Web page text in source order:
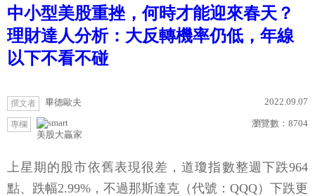
中小型美股重挫，何時才能迎來春天？
理財達人分析：大反轉機率仍低，年線
以下不看不碰
撰文者 畢德歐夫 2022.09.07
專欄
美股大贏家
瀏覽數： 8704
上星期的股市依舊表現很差，道瓊指數整週下跌964
點、跌幅2.99%，不過那斯達克（代號：QQQ）下跌更